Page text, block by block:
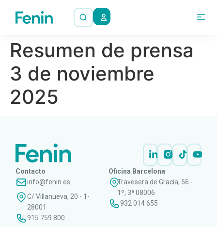
Resumen de prensa
3 de noviembre
2025
Contacto
info@fenin.es
C/ Villanueva, 20 - 1-
28001
915 759 800
Oficina Barcelona
Travesera de Gracia, 56 -
1º, 3ª 08006
932 014 655